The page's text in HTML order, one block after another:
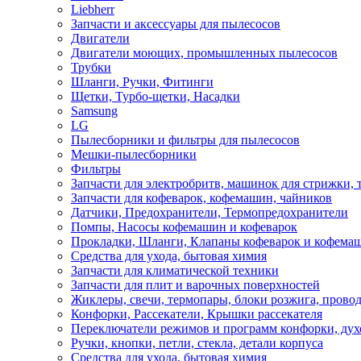
Liebherr
Запчасти и аксессуары для пылесосов
Двигатели
Двигатели моющих, промышленных пылесосов
Трубки
Шланги, Ручки, Фитинги
Щетки, Турбо-щетки, Насадки
Samsung
LG
Пылесборники и фильтры для пылесосов
Мешки-пылесборники
Фильтры
Запчасти для электробритв, машинок для стрижки,
Запчасти для кофеварок, кофемашин, чайников
Датчики, Предохранители, Термопредохранители
Помпы, Насосы кофемашин и кофеварок
Прокладки, Шланги, Клапаны кофеварок и
Средства для ухода, бытовая химия
Запчасти для климатической техники
Запчасти для плит и варочных поверхностей
Жиклеры, свечи, термопары, блоки розжига,
Конфорки, Рассекатели, Крышки рассекателя
Переключатели режимов и программ конфорки,
Ручки, кнопки, петли, стекла, детали корпуса
Средства для ухода, бытовая химия